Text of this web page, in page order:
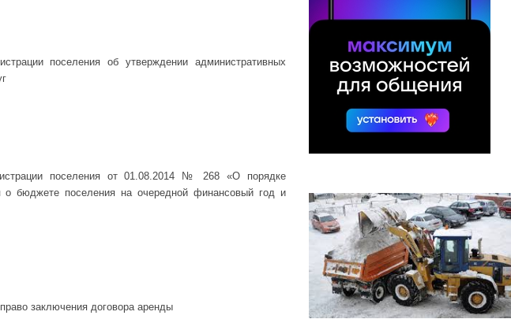
поселения об утверждении административных
поселения от 01.08.2014 № 268 «О порядке
о бюджете поселения на очередной финансовый год и
заключения договора аренды